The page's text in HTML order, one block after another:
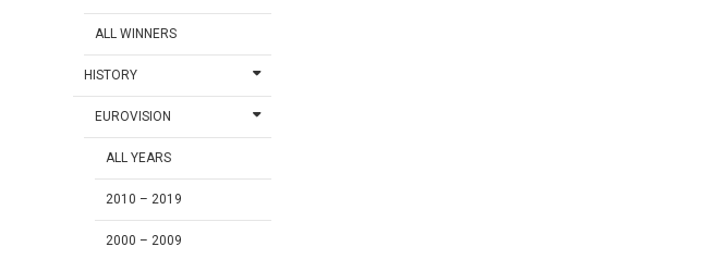
ALL WINNERS
HISTORY
EUROVISION
ALL YEARS
2010 – 2019
2000 – 2009